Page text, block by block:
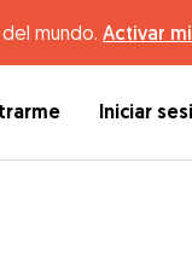
mundo. Activar
Iniciar